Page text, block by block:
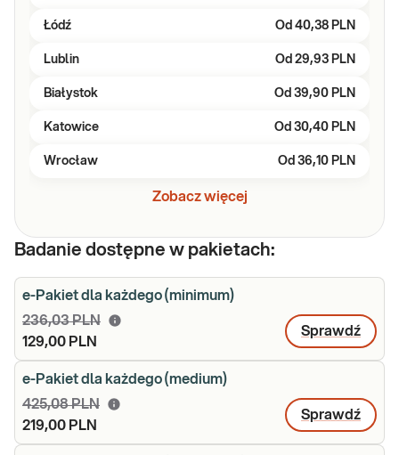
Łódź Od 40,38 PLN
Lublin Od 29,93 PLN
Białystok Od 39,90 PLN
Katowice Od 30,40 PLN
Wrocław Od 36,10 PLN
Zobacz więcej
Badanie dostępne w pakietach:
e-Pakiet dla każdego (minimum)
236,03 PLN
129,00 PLN
Sprawdź
e-Pakiet dla każdego (medium)
425,08 PLN
219,00 PLN
Sprawdź